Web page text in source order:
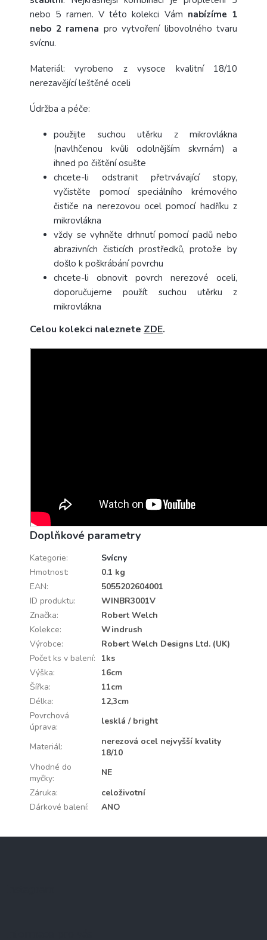
nebo 5 ramen. V této kolekci Vám nabízíme 1
nebo 2 ramena pro vytvoření libovolného tvaru
svícnu.
Materiál: vyrobeno z vysoce kvalitní 18/10
nerezavějící leštěné oceli
Údržba a péče:
použijte suchou utěrku z mikrovlákna
(navlhčenou kvůli odolnějším skvrnám) a
ihned po čištění osušte
chcete-li odstranit přetrvávající stopy,
vyčistěte pomocí speciálního krémového
čističe na nerezovou ocel pomocí hadříku z
mikrovlákna
vždy se vyhněte drhnutí pomocí padů nebo
abrazivních čisticích prostředků, protože by
došlo k poškrábání povrchu
chcete-li obnovit povrch nerezové oceli,
doporučujeme použít suchou utěrku z
mikrovlákna
Celou kolekci naleznete ZDE.
Doplňkové parametry
Kategorie:
Svícny
Hmotnost:
0.1 kg
EAN:
5055202604001
ID produktu:
WINBR3001V
Značka:
Robert Welch
Kolekce:
Windrush
Výrobce:
Robert Welch Designs Ltd. (UK)
Počet ks v balení:
1ks
Výška:
16cm
Šířka:
11cm
Délka:
12,3cm
Povrchová
úprava:
lesklá / bright
Materiál:
nerezová ocel nejvyšší kvality
18/10
Vhodné do
myčky:
NE
Záruka:
celoživotní
Dárkové balení: ANO
Z